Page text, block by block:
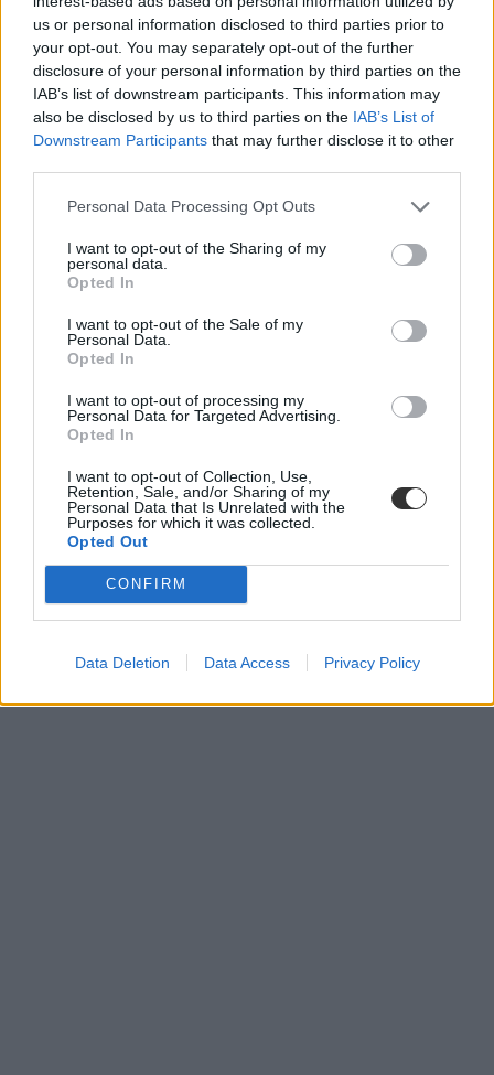
us or personal information disclosed to third parties prior to
your opt-out. You may separately opt-out of the further
disclosure of your personal information by third parties on the
IAB’s list of downstream participants. This information may
also be disclosed by us to third parties on the IAB’s List of
Downstream Participants that may further disclose it to other
Personal Data Processing Opt Outs
I want to opt-out of the Sharing of my
personal data.
Opted In
I want to opt-out of the Sale of my
Personal Data.
Opted In
I want to opt-out of processing my
Personal Data for Targeted Advertising.
Opted In
I want to opt-out of Collection, Use,
Retention, Sale, and/or Sharing of my
Personal Data that Is Unrelated with the
Purposes for which it was collected.
Opted Out
CONFIRM
Data Deletion Data Access Privacy Policy
Oroszország
kémkedés
letartóztatás